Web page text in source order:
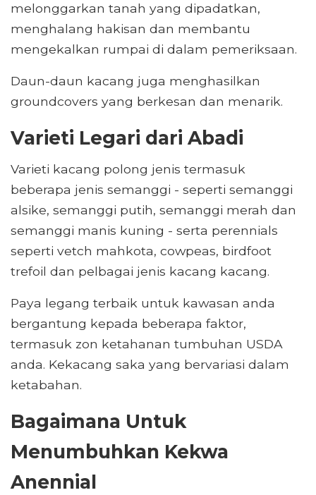
melonggarkan tanah yang dipadatkan,
menghalang hakisan dan membantu
mengekalkan rumpai di dalam pemeriksaan.
Daun-daun kacang juga menghasilkan
groundcovers yang berkesan dan menarik.
Varieti Legari dari Abadi
Varieti kacang polong jenis termasuk
beberapa jenis semanggi - seperti semanggi
alsike, semanggi putih, semanggi merah dan
semanggi manis kuning - serta perennials
seperti vetch mahkota, cowpeas, birdfoot
trefoil dan pelbagai jenis kacang kacang.
Paya legang terbaik untuk kawasan anda
bergantung kepada beberapa faktor,
termasuk zon ketahanan tumbuhan USDA
anda. Kekacang saka yang bervariasi dalam
ketabahan.
Bagaimana Untuk
Menumbuhkan Kekwa
Anennial